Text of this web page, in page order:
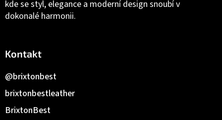
kde se styl, elegance a moderní design snoubí v
dokonalé harmonii.
Kontakt
BrixtonBest
brixtonbestleather
@brixtonbest